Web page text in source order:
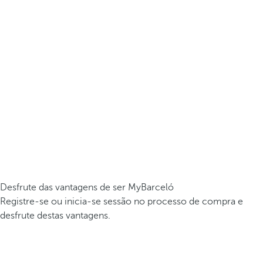
Desfrute das vantagens de ser MyBarceló
Registre-se ou inicia-se sessão no processo de compra e
desfrute destas vantagens.